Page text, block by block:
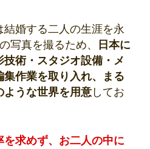
結婚する二人の生涯を永
写真を撮るため、
日本に
術・スタジオ設備・メ
作業を取り入れ、まる
ような世界を用意 してお
求めず、お二人の中に